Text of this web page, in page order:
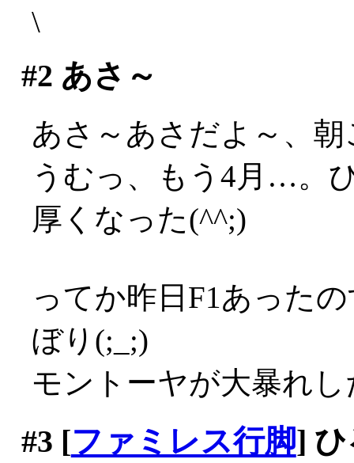
\
#2 あさ～
あさ～あさだよ～、
うむっ、もう4月…。
厚くなった(^^;)
ってか昨日F1あった
ぼり(;_;)
モントーヤが大暴れ
#3 [ファミレス行脚]